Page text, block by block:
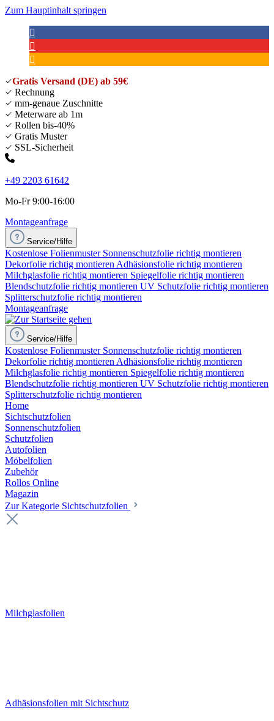
Zum Hauptinhalt springen
Gratis Versand (DE) ab 59€
Rechnung
mm-genaue Zuschnitte
Meterware ab 1m
Rollen bis-40%
Gratis Muster
SSL-Sicherheit
+49 2203 61642
Mo-Fr 9:00-16:00
Montageanfrage
Service/Hilfe
Kostenlose Folienmuster Sonnenschutzfolie richtig montieren
Dekorfolie richtig montieren Adhäsionsfolie richtig montieren
Milchglasfolie richtig montieren Spiegelfolie richtig montieren
Blendschutzfolie richtig montieren UV Schutzfolie richtig montieren
Splitterschutzfolie richtig montieren
Montageanfrage
Service/Hilfe
Kostenlose Folienmuster Sonnenschutzfolie richtig montieren
Dekorfolie richtig montieren Adhäsionsfolie richtig montieren
Milchglasfolie richtig montieren Spiegelfolie richtig montieren
Blendschutzfolie richtig montieren UV Schutzfolie richtig montieren
Splitterschutzfolie richtig montieren
Home
Sichtschutzfolien
Sonnenschutzfolien
Schutzfolien
Autofolien
Möbelfolien
Zubehör
Rollos Online
Magazin
Zur Kategorie Sichtschutzfolien
Milchglasfolien
Adhäsionsfolien mit Sichtschutz